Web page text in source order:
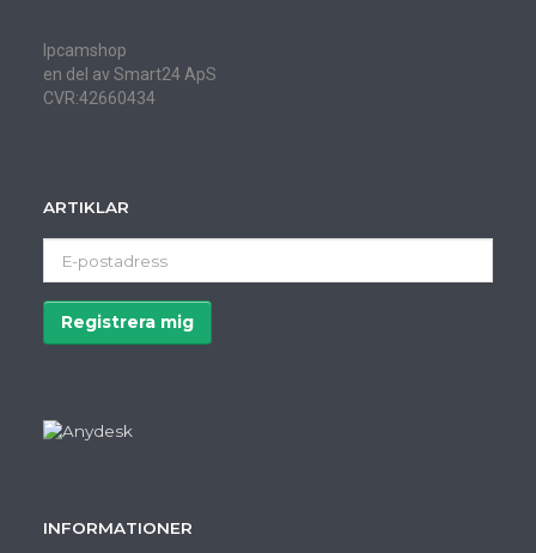
Ipcamshop
en del av Smart24 ApS
CVR:42660434
ARTIKLAR
postadress
Registrera mig
INFORMATIONER